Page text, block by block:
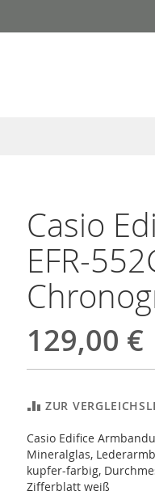
Casio
EFR-
129,00 €
ZUR
Casio Edifice
Mineralglas,
kupfer-farbig,
Zifferblatt weiß